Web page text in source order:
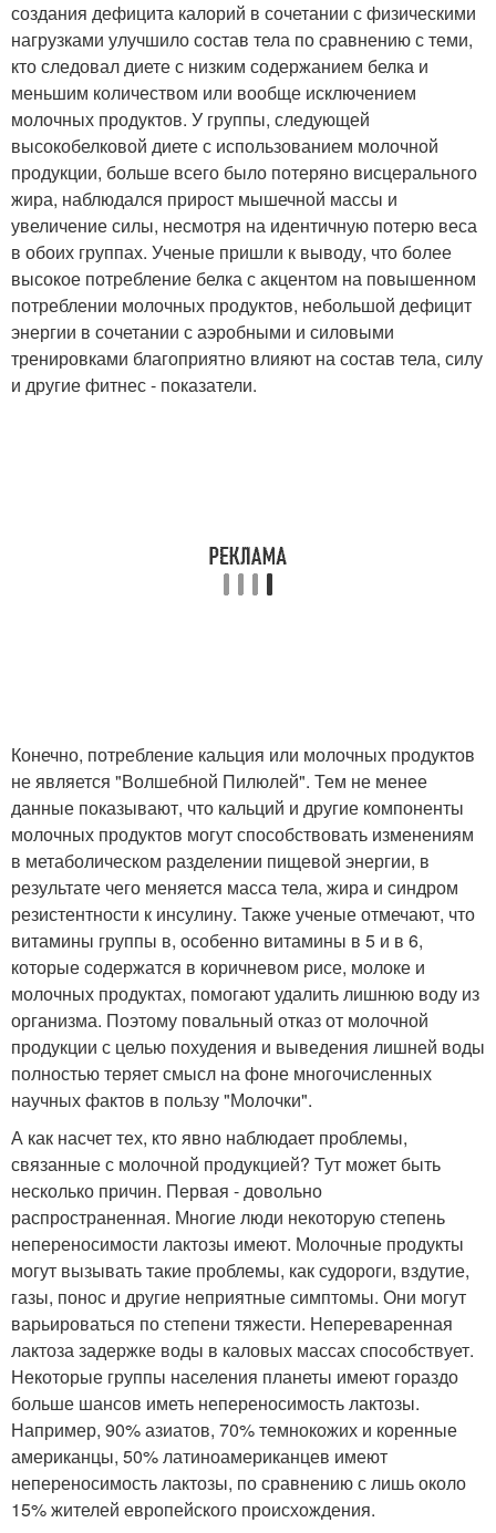
создания дефицита калорий в сочетании с физическими
нагрузками улучшило состав тела по сравнению с теми,
кто следовал диете с низким содержанием белка и
меньшим количеством или вообще исключением
молочных продуктов. У группы, следующей
высокобелковой диете с использованием молочной
продукции, больше всего было потеряно висцерального
жира, наблюдался прирост мышечной массы и
увеличение силы, несмотря на идентичную потерю веса
в обоих группах. Ученые пришли к выводу, что более
высокое потребление белка с акцентом на повышенном
потреблении молочных продуктов, небольшой дефицит
энергии в сочетании с аэробными и силовыми
тренировками благоприятно влияют на состав тела, силу
и другие фитнес - показатели.
Конечно, потребление кальция или молочных продуктов
не является "Волшебной Пилюлей". Тем не менее
данные показывают, что кальций и другие компоненты
молочных продуктов могут способствовать изменениям
в метаболическом разделении пищевой энергии, в
результате чего меняется масса тела, жира и синдром
резистентности к инсулину. Также ученые отмечают, что
витамины группы в, особенно витамины в 5 и в 6,
которые содержатся в коричневом рисе, молоке и
молочных продуктах, помогают удалить лишнюю воду из
организма. Поэтому повальный отказ от молочной
продукции с целью похудения и выведения лишней воды
полностью теряет смысл на фоне многочисленных
научных фактов в пользу "Молочки".
А как насчет тех, кто явно наблюдает проблемы,
связанные с молочной продукцией? Тут может быть
несколько причин. Первая - довольно
распространенная. Многие люди некоторую степень
непереносимости лактозы имеют. Молочные продукты
могут вызывать такие проблемы, как судороги, вздутие,
газы, понос и другие неприятные симптомы. Они могут
варьироваться по степени тяжести. Непереваренная
лактоза задержке воды в каловых массах способствует.
Некоторые группы населения планеты имеют гораздо
больше шансов иметь непереносимость лактозы.
Например, 90% азиатов, 70% темнокожих и коренные
американцы, 50% латиноамериканцев имеют
непереносимость лактозы, по сравнению с лишь около
15% жителей европейского происхождения.